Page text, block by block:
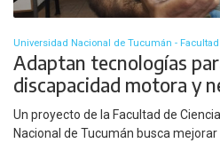
Universidad Nacional de Tucumán -
Adaptan tecnologías
discapacidad motora y
Un proyecto de la Facultad de
Nacional de Tucumán busca